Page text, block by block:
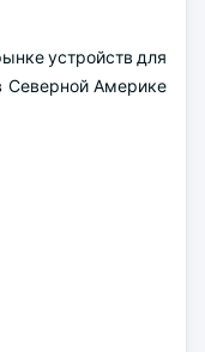
устройств для
Северной Америке